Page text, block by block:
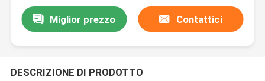
Miglior prezzo Contattici
DESCRIZIONE DI PRODOTTO